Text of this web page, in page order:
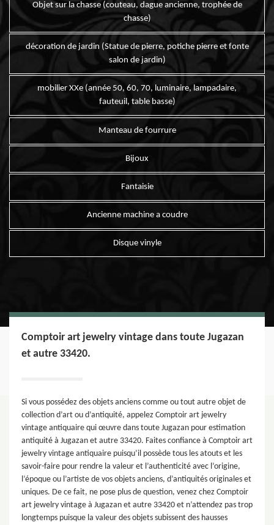
Objet sur la chasse (couteau, dague ancienne, trophée de
chasse)
décoration de jardin (Statue de pierre, potiche pierre et fonte
salon de jardin)
mobilier XXe (année 50, 60, 70, luminaire, lampadaire,
fauteuil, table basse)
Manteau de fourrure
Bijoux
Fantaisie
Ancienne machine a coudre
Disque vinyle
Comptoir art jewelry vintage dans toute Jugazan
et autre 33420.
Si vous possédez des objets anciens comme ou tout autre objet de
collection d’art ou d’antiquité, appelez Comptoir art jewelry
vintage antiquaire qui œuvre dans toute Jugazan pour estimation
antiquité à Jugazan et autre 33420. Faites confiance à Comptoir art
jewelry vintage antiquaire puisqu’il possède tous les atouts et les
savoir-faire pour rendre la valeur et l’authenticité avec l’origine,
l’époque ou l’artiste de vos objets anciens, d’antiquités originales et
uniques. De ce fait, ne pose plus de question, venez chez Comptoir
art jewelry vintage à Jugazan et autre 33420 et n’attendez pas trop
longtemps puisque la valeur des objets subissent des hausses